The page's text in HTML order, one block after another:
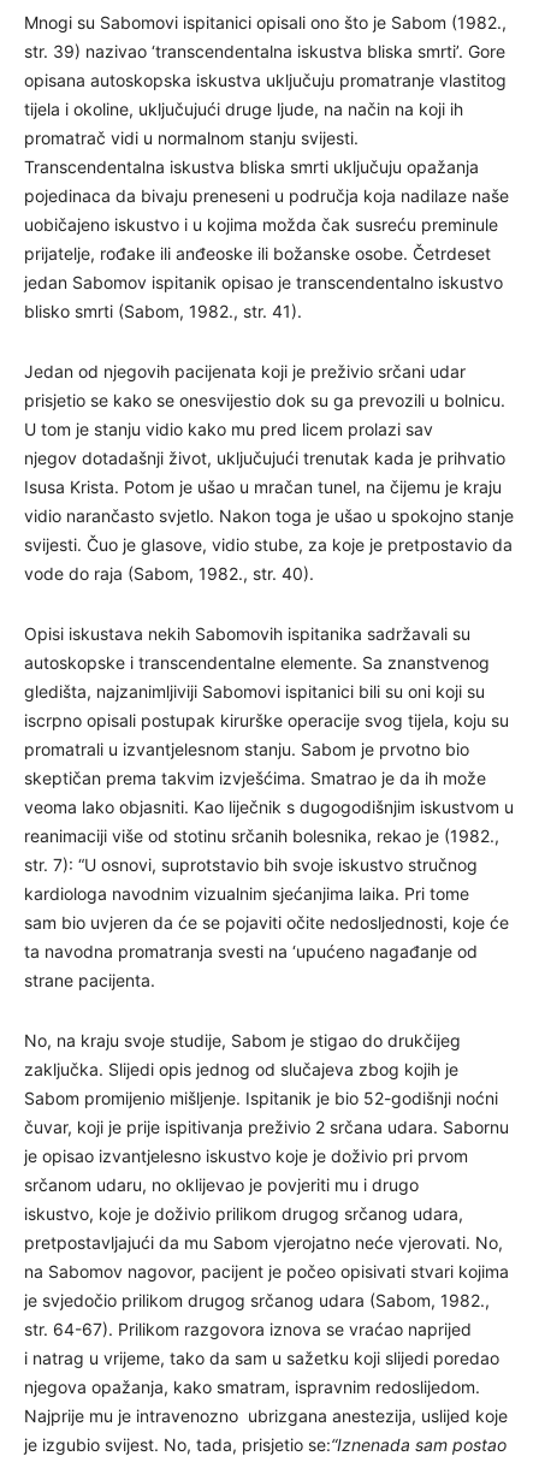
Mnogi su Sabomovi ispitanici opisali ono što je Sabom (1982.,
str. 39) nazivao ‘transcendentalna iskustva bliska smrti’. Gore
opisana autoskopska iskustva uključuju promatranje vlastitog
tijela i okoline, uključujući druge ljude, na način na koji ih
promatrač vidi u normalnom stanju svijesti.
Transcendentalna iskustva bliska smrti uključuju opažanja
pojedinaca da bivaju preneseni u područja koja nadilaze naše
uobičajeno iskustvo i u kojima možda čak susreću preminule
prijatelje, rođake ili anđeoske ili božanske osobe. Četrdeset
jedan Sabomov ispitanik opisao je transcendentalno iskustvo
blisko smrti (Sabom, 1982., str. 41).
Jedan od njegovih pacijenata koji je preživio srčani udar
prisjetio se kako se onesvijestio dok su ga prevozili u bolnicu.
U tom je stanju vidio kako mu pred licem prolazi sav
njegov dotadašnji život, uključujući trenutak kada je prihvatio
Isusa Krista. Potom je ušao u mračan tunel, na čijemu je kraju
vidio narančasto svjetlo. Nakon toga je ušao u spokojno stanje
svijesti. Čuo je glasove, vidio stube, za koje je pretpostavio da
vode do raja (Sabom, 1982., str. 40).
Opisi iskustava nekih Sabomovih ispitanika sadržavali su
autoskopske i transcendentalne elemente. Sa znanstvenog
gledišta, najzanimljiviji Sabomovi ispitanici bili su oni koji su
iscrpno opisali postupak kirurške operacije svog tijela, koju su
promatrali u izvantjelesnom stanju. Sabom je prvotno bio
skeptičan prema takvim izvješćima. Smatrao je da ih može
veoma lako objasniti. Kao liječnik s dugogodišnjim iskustvom u
reanimaciji više od stotinu srčanih bolesnika, rekao je (1982.,
str. 7): “U osnovi, suprotstavio bih svoje iskustvo stručnog
kardiologa navodnim vizualnim sjećanjima laika. Pri tome
sam bio uvjeren da će se pojaviti očite nedosljednosti, koje će
ta navodna promatranja svesti na ‘upućeno nagađanje od
strane pacijenta.
No, na kraju svoje studije, Sabom je stigao do drukčijeg
zaključka. Slijedi opis jednog od slučajeva zbog kojih je
Sabom promijenio mišljenje. Ispitanik je bio 52-godišnji noćni
čuvar, koji je prije ispitivanja preživio 2 srčana udara. Sabornu
je opisao izvantjelesno iskustvo koje je doživio pri prvom
srčanom udaru, no oklijevao je povjeriti mu i drugo
iskustvo, koje je doživio prilikom drugog srčanog udara,
pretpostavljajući da mu Sabom vjerojatno neće vjerovati. No,
na Sabomov nagovor, pacijent je počeo opisivati stvari kojima
je svjedočio prilikom drugog srčanog udara (Sabom, 1982.,
str. 64-67). Prilikom razgovora iznova se vraćao naprijed
i natrag u vrijeme, tako da sam u sažetku koji slijedi poredao
njegova opažanja, kako smatram, ispravnim redoslijedom.
Najprije mu je intravenozno ubrizgana anestezija, uslijed koje
je izgubio svijest. No, tada, prisjetio se:“Iznenada sam postao